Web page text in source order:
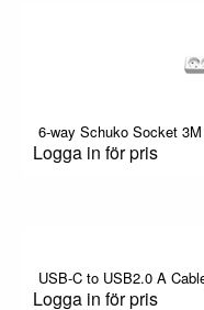
6-way Schuko Socket
Logga in för pris
USB-C to USB2.0 A
Logga in för pris